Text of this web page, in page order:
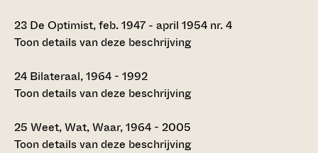
23 De Optimist, feb. 1947 - april 1954 nr. 4
Toon details van deze beschrijving
24 Bilateraal, 1964 - 1992
Toon details van deze beschrijving
25 Weet, Wat, Waar, 1964 - 2005
Toon details van deze beschrijving